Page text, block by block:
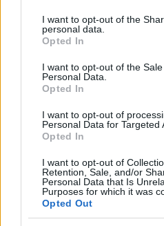
not limited to your visit or usage
grant or deny consent to
use your data for below
consent section.
I want to opt-out of the
personal data.
Opted In
I want to opt-out of the
Personal Data.
Opted In
I want to opt-out of
Personal Data for Targeted
Opted In
I want to opt-out of
Retention, Sale, and/or
Personal Data that Is
Purposes for which it was
Opted Out
Olvastad már?